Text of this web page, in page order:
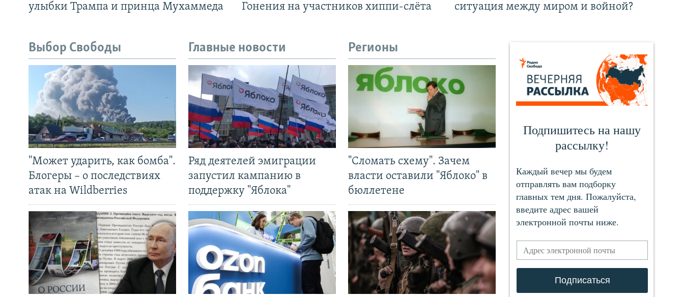
улыбки Трампа и принца Мухаммеда
Гонения на участников хиппи-слёта
ситуация между миром и войной?
Выбор Свободы
"Может ударить, как бомба".
Блогеры – о последствиях
атак на Wildberries
Главные новости
Ряд деятелей эмиграции
запустил кампанию в
поддержку "Яблока"
Регионы
"Сломать схему". Зачем
власти оставили "Яблоко" в
бюллетене